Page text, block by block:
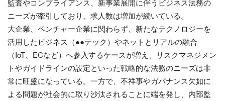
監査やコンプライアンス、新事業展開に伴うビジネス法務の
ニーズが牽引しており、求人数は増加が続いている。
大企業、ベンチャー企業に関わらず、新たなテクノロジーを
活用したビジネス（●●テック）やネットとリアルの融合
（IoT、ECなど）へ参入するケースが増え、リスクマネジメン
トやガイドラインの設定といった戦略的な法務のニーズは非
常に旺盛になっている。一方で、不祥事やガバナンス欠如に
よる問題が社会的に取り沙汰されることに端を発し、内部監